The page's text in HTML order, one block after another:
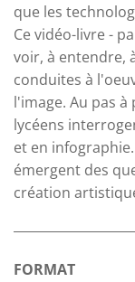
que les
Ce vidéo-livre -
voir, à entendre,
conduites à
l'image. Au pas
lycéens
et en
émergent des
création
FORMAT